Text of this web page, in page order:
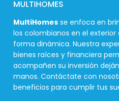
MULTIHOMES
MultiHomes se enfoca en
los colombianos en el
forma dinámica. Nuestra
bienes raíces y financiera
acompañen su inversión
manos. Contáctate con
beneficios para cumplir tus